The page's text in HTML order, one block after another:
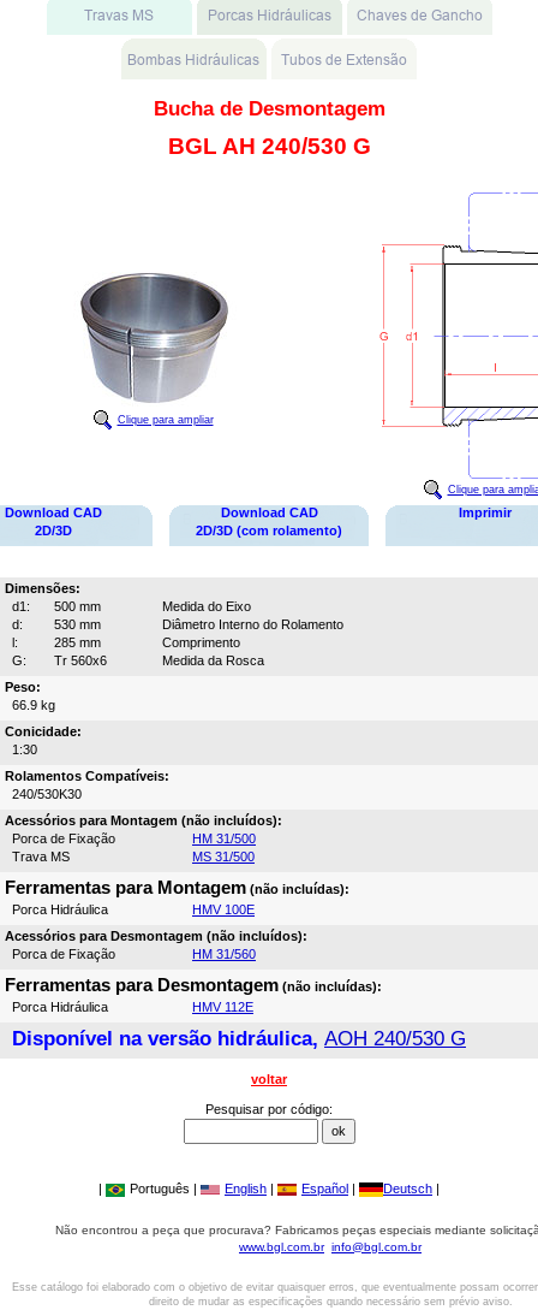
Bucha de Desmontagem
BGL AH 240/530 G
Clique para ampliar
Clique para
Download CAD
2D/3D
Download CAD
2D/3D (com rolamento)
Imprimir
Dimensões:
d1:
500 mm
Medida do Eixo
d:
530 mm
Diâmetro Interno do Rolamento
l:
285 mm
Comprimento
G:
Tr 560x6
Medida da Rosca
Peso:
66.9 kg
Conicidade:
1:30
Rolamentos Compatíveis:
240/530K30
Acessórios para Montagem (não incluídos):
Porca de Fixação
HM 31/500
Trava MS
MS 31/500
Ferramentas para Montagem (não incluídas):
Porca Hidráulica
HMV 100E
Acessórios para Desmontagem (não incluídos):
Porca de Fixação
HM 31/560
Ferramentas para Desmontagem (não incluídas):
Porca Hidráulica
HMV 112E
Disponível na versão hidráulica, AOH 240/530 G
voltar
Pesquisar por código:
| Português | English | Español | Deutsch |
Não encontrou a peça que procurava? Fabricamos peças especiais mediante
www.bgl.com.br info@bgl.com.br
Esse catálogo foi elaborado com o objetivo de evitar quaisquer erros, que eventualmente possam
direito de mudar as especificações quando necessário sem prévio aviso.